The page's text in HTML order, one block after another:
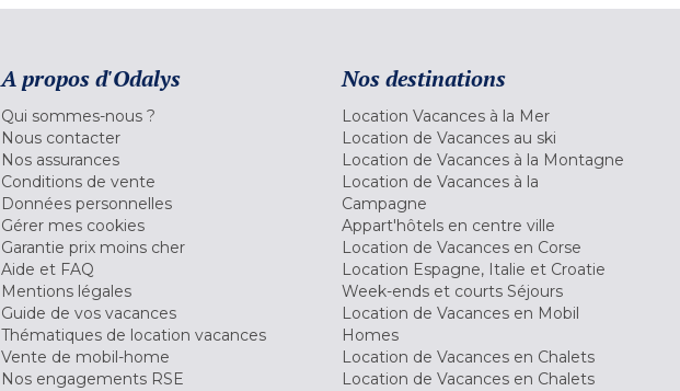
A propos d'Odalys
Qui sommes-nous ?
Nous contacter
Nos assurances
Conditions de vente
Données personnelles
Gérer mes cookies
Garantie prix moins cher
Aide et FAQ
Mentions légales
Guide de vos vacances
Thématiques de location vacances
Vente de mobil-home
Nos engagements RSE
Nos destinations
Location Vacances à la Mer
Location de Vacances au ski
Location de Vacances à la Montagne
Location de Vacances à la
Campagne
Appart'hôtels en centre ville
Location de Vacances en Corse
Location Espagne, Italie et Croatie
Week-ends et courts Séjours
Location de Vacances en Mobil
Homes
Location de Vacances en Chalets
Location de Vacances en Chalets